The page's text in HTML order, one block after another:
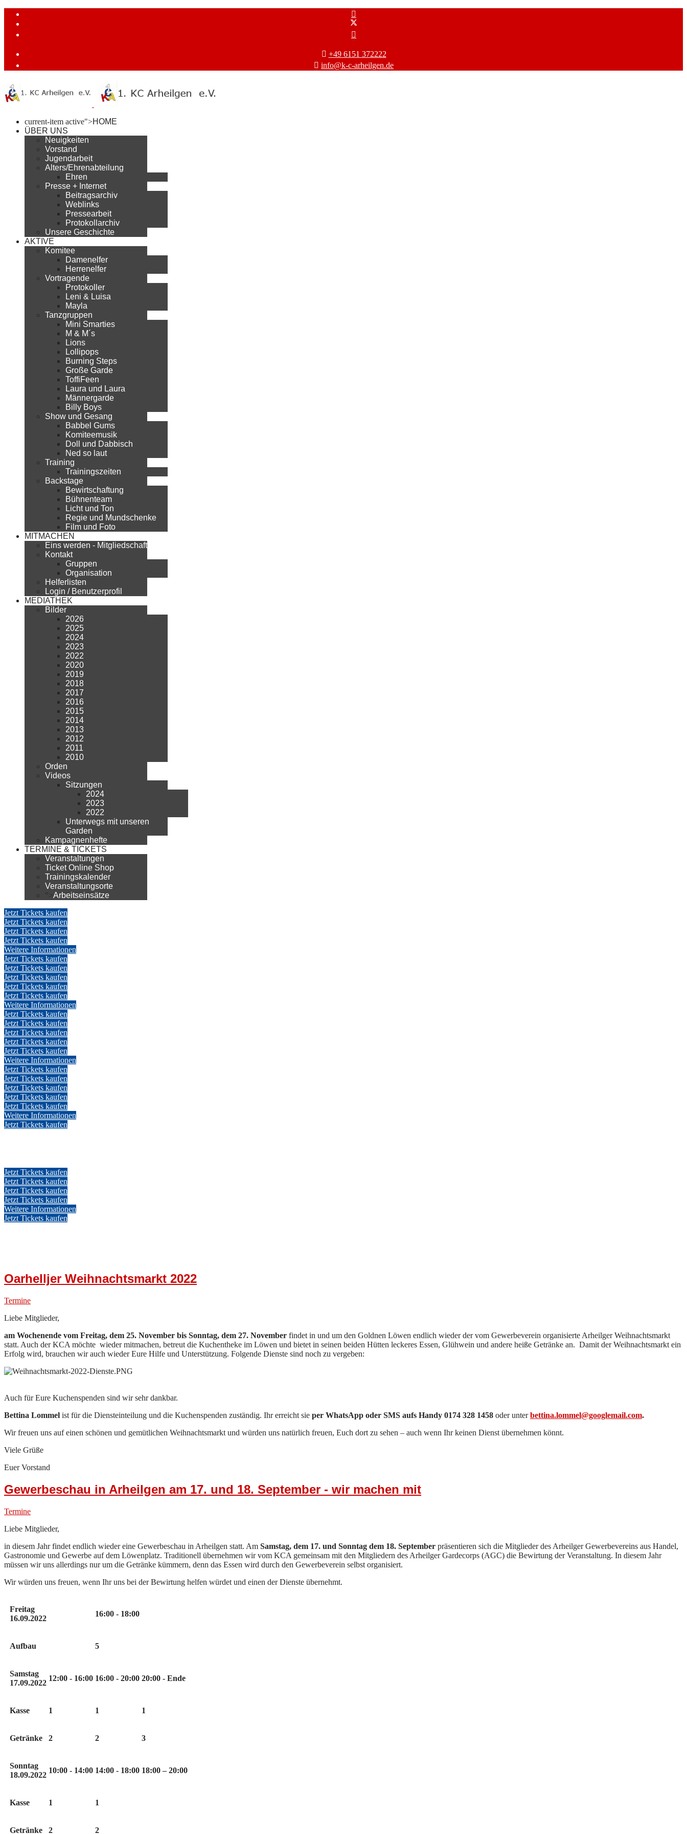
+49 6151 372222
info@k-c-arheilgen.de
current-item active">HOME
ÜBER UNS
Neuigkeiten
Vorstand
Jugendarbeit
Alters/Ehrenabteilung
Ehren
Presse + Internet
Beitragsarchiv
Weblinks
Pressearbeit
Protokollarchiv
Unsere Geschichte
AKTIVE
Komitee
Damenelfer
Herrenelfer
Vortragende
Protokoller
Leni & Luisa
Mayla
Tanzgruppen
Mini Smarties
M & M´s
Lions
Lollipops
Burning Steps
Große Garde
ToffiFeen
Laura und Laura
Männergarde
Billy Boys
Show und Gesang
Babbel Gums
Komiteemusik
Doll und Dabbisch
Ned so laut
Training
Trainingszeiten
Backstage
Bewirtschaftung
Bühnenteam
Licht und Ton
Regie und Mundschenke
Film und Foto
MITMACHEN
Eins werden - Mitgliedschaft
Kontakt
Gruppen
Organisation
Helferlisten
Login / Benutzerprofil
MEDIATHEK
Bilder
2026
2025
2024
2023
2022
2020
2019
2018
2017
2016
2015
2014
2013
2012
2011
2010
Orden
Videos
Sitzungen
2024
2023
2022
Unterwegs mit unseren
Garden
Kampagnenhefte
TERMINE & TICKETS
Veranstaltungen
Ticket Online Shop
Trainingskalender
Veranstaltungsorte
">Arbeitseinsätze
Jetzt Tickets kaufen
Jetzt Tickets kaufen
Jetzt Tickets kaufen
Jetzt Tickets kaufen
Weitere Informationen
Jetzt Tickets kaufen
Jetzt Tickets kaufen
Jetzt Tickets kaufen
Jetzt Tickets kaufen
Jetzt Tickets kaufen
Weitere Informationen
Jetzt Tickets kaufen
Jetzt Tickets kaufen
Jetzt Tickets kaufen
Jetzt Tickets kaufen
Jetzt Tickets kaufen
Weitere Informationen
Jetzt Tickets kaufen
Jetzt Tickets kaufen
Jetzt Tickets kaufen
Jetzt Tickets kaufen
Jetzt Tickets kaufen
Weitere Informationen
Jetzt Tickets kaufen
Jetzt Tickets kaufen
Jetzt Tickets kaufen
Jetzt Tickets kaufen
Jetzt Tickets kaufen
Weitere Informationen
Jetzt Tickets kaufen
Oarhelljer Weihnachtsmarkt 2022
Termine
Liebe Mitglieder,
am Wochenende vom Freitag, dem 25. November bis Sonntag, dem 27. November findet in und um den Goldnen Löwen endlich wieder der vom Gewerbeverein organisierte Arheilger Weihnachtsmarkt
statt. Auch der KCA möchte wieder mitmachen, betreut die Kuchentheke im Löwen und bietet in seinen beiden Hütten leckeres Essen, Glühwein und andere heiße Getränke an. Damit der Weihnachtsmarkt ein
Erfolg wird, brauchen wir auch wieder Eure Hilfe und Unterstützung. Folgende Dienste sind noch zu vergeben:
Auch für Eure Kuchenspenden sind wir sehr dankbar.
Bettina Lommel ist für die Diensteinteilung und die Kuchenspenden zuständig. Ihr erreicht sie per WhatsApp oder SMS aufs Handy 0174 328 1458 oder unterbettina.lommel@googlemail.com.
Wir freuen uns auf einen schönen und gemütlichen Weihnachtsmarkt und würden uns natürlich freuen, Euch dort zu sehen – auch wenn Ihr keinen Dienst übernehmen könnt.
Viele Grüße
Euer Vorstand
Gewerbeschau in Arheilgen am 17. und 18. September - wir machen mit
Termine
Liebe Mitglieder,
in diesem Jahr findet endlich wieder eine Gewerbeschau in Arheilgen statt. Am Samstag, dem 17. und Sonntag dem 18. September präsentieren sich die Mitglieder des Arheilger Gewerbevereins aus Handel,
Gastronomie und Gewerbe auf dem Löwenplatz. Traditionell übernehmen wir vom KCA gemeinsam mit den Mitgliedern des Arheilger Gardecorps (AGC) die Bewirtung der Veranstaltung. In diesem Jahr
müssen wir uns allerdings nur um die Getränke kümmern, denn das Essen wird durch den Gewerbeverein selbst organisiert.
Wir würden uns freuen, wenn Ihr uns bei der Bewirtung helfen würdet und einen der Dienste übernehmt.
Freitag
16.09.2022
16:00 - 18:00
Aufbau 5
Samstag
17.09.2022
12:00 - 16:00 16:00 - 20:00 20:00 - Ende
Kasse 1 1 1
Getränke 2 2 3
Sonntag
18.09.2022
10:00 - 14:00 14:00 - 18:00 18:00 – 20:00
Kasse 1 1
Getränke 2 2